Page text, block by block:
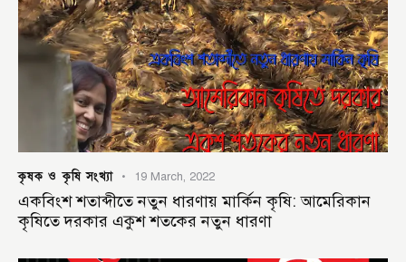
কৃষক ও কৃষি সংখ্যা 19 March, 2022
একবিংশ শতাব্দীতে নতুন ধারণায় মার্কিন কৃষি: আমেরিকান
কৃষিতে দরকার একুশ শতকের নতুন ধারণা